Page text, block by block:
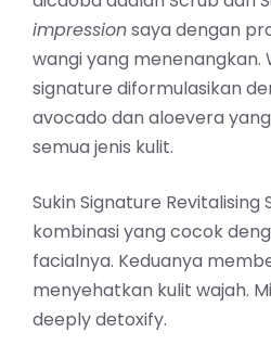
impressionsaya dengan
wangi yang menenangkan.
signature diformulasikan
avocado dan aloevera
semua jenis kulit.
Sukin Signature Revitalising
kombinasi yang cocok
facialnya. Keduanya
menyehatkan kulit wajah.
deeply detoxify.